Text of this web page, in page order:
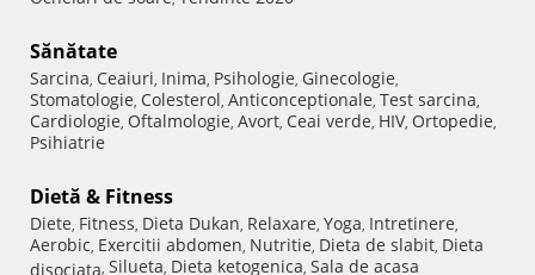
Sănătate
Sarcina, Ceaiuri, Inima, Psihologie, Ginecologie,
Stomatologie, Colesterol, Anticonceptionale, Test sarcina,
Cardiologie, Oftalmologie, Avort, Ceai verde, HIV, Ortopedie,
Psihiatrie
Dietă & Fitness
Diete, Fitness, Dieta Dukan, Relaxare, Yoga, Intretinere,
Aerobic, Exercitii abdomen, Nutritie, Dieta de slabit, Dieta
disociata, Silueta, Dieta ketogenica, Sala de acasa